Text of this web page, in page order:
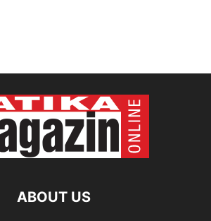
ABOUT US